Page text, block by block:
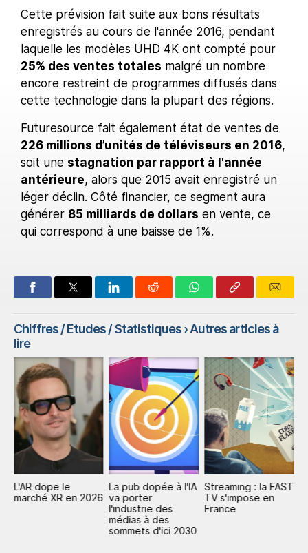
Cette prévision fait suite aux bons résultats
enregistrés au cours de l'année 2016, pendant
laquelle les modèles UHD 4K ont compté pour
25% des ventes totales malgré un nombre
encore restreint de programmes diffusés dans
cette technologie dans la plupart des régions.
Futuresource fait également état de ventes de
226 millions d’unités de téléviseurs en 2016,
soit une stagnation par rapport à l'année
antérieure, alors que 2015 avait enregistré un
léger déclin. Côté financier, ce segment aura
générer 85 milliards de dollars en vente, ce
qui correspond à une baisse de 1%.
Chiffres / Etudes / Statistiques› Autres articles à
lire
L'AR dope le
marché XR en 2026
La pub dopée à l'IA
va porter
l'industrie des
médias à des
sommets d'ici 2030
Streaming : la FAST
TV s'impose en
France